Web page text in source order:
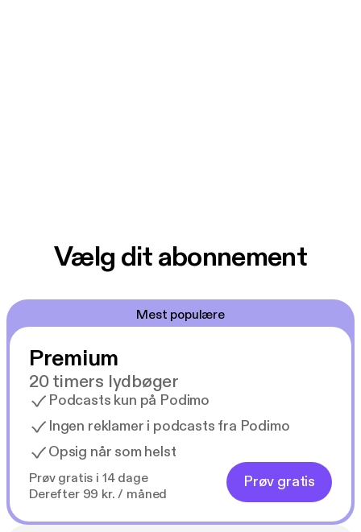
Vælg dit abonnement
Mest populære
Premium
20 timers lydbøger
Podcasts kun på Podimo
Ingen reklamer i podcasts fra Podimo
Opsig når som helst
Prøv gratis i 14 dage
Derefter 99 kr. / måned
Prøv gratis